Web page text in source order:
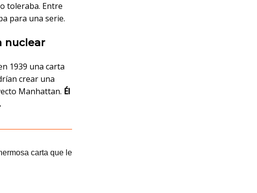
toleraba. Entre
para una serie.
nuclear
1939 una carta
crear una
Manhattan. Él